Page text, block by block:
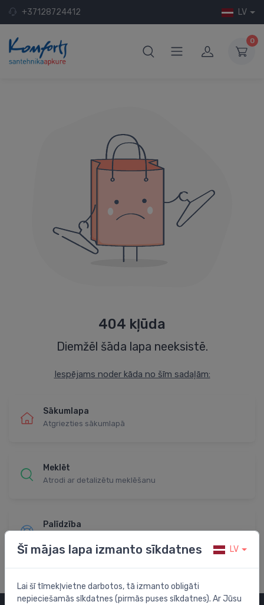
+37128724412 LV
0
404 kļūda
Diemžēl šāda lapa neeksistē.
Iespējams noder kāda no šīm sadaļām:
Sākumlapa
Atgriezties sākumlapā
Meklēt
Atrodi ar detalizētu meklēšanu
Palīdzība
Šī mājas lapa izmanto sīkdatnes LV
Lai šī tīmekļvietne darbotos, tā izmanto obligāti
nepieciešamās sīkdatnes (pirmās puses sīkdatnes). Ar Jūsu